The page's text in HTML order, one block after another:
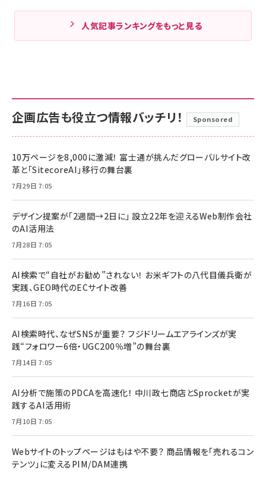
人気記事ランキングをもっと見る
企画広告も役立つ情報バッチリ！ Sponsored
10万ページを8,000に激減！ 富士通が挑んだグローバルサイト改
革と「SitecoreAI」移行の舞台裏
7月29日 7:05
デザイン提案が「2週間→2日に」 設立22年を迎えるWeb制作会社
のAI活用法
7月28日 7:05
AI検索で“自社がお勧め”されない！ お米ギフトの八代目儀兵衛が
実践、GEO時代のECサイト改善
7月16日 7:05
AI検索時代、なぜSNSが重要？ フジドリームエアラインズが実
践“フォロワー6倍・UGC200％増”の舞台裏
7月14日 7:05
AI分析で施策のPDCAを高速化！ 中川政七商店とSprocketが実
践するAI活用術
7月10日 7:05
Webサイトのトップページはもはや不要？ 商品情報を「売れるコン
テンツ」に変えるPIM/DAM連携